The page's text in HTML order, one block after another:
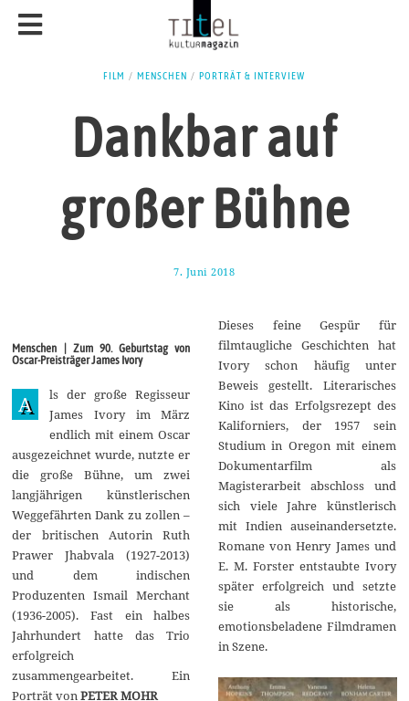
FILM / MENSCHEN / PORTRÄT & INTERVIEW
Dankbar auf
großer Bühne
7. Juni 2018
u
i
2
0
1
8
Menschen | Zum 90. Geburtstag von
Oscar-Preisträger James Ivory
A
ls der große Regisseur
James Ivory im März
endlich mit einem Oscar
ausgezeichnet wurde, nutzte er
die große Bühne, um zwei
langjährigen künstlerischen
Weggefährten Dank zu zollen –
der britischen Autorin Ruth
Prawer Jhabvala (1927-2013)
und dem indischen
Produzenten Ismail Merchant
(1936-2005). Fast ein halbes
Jahrhundert hatte das Trio
erfolgreich
zusammengearbeitet. Ein
Porträt vonPETER MOHR
Dieses feine Gespür für
filmtaugliche Geschichten hat
Ivory schon häufig unter
Beweis gestellt. Literarisches
Kino ist das Erfolgsrezept des
Kaliforniers, der 1957 sein
Studium in Oregon mit einem
Dokumentarfilm als
Magisterarbeit abschloss und
sich viele Jahre künstlerisch
mit Indien auseinandersetzte.
Romane von Henry James und
E. M. Forster entstaubte Ivory
später erfolgreich und setzte
sie als historische,
emotionsbeladene Filmdramen
in Szene.